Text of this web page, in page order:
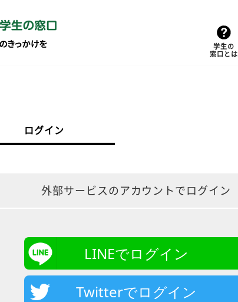
学生の
窓口とは
ログイン
外部サービスのアカウントでログイン
LINEでログイン
Twitterでログイン